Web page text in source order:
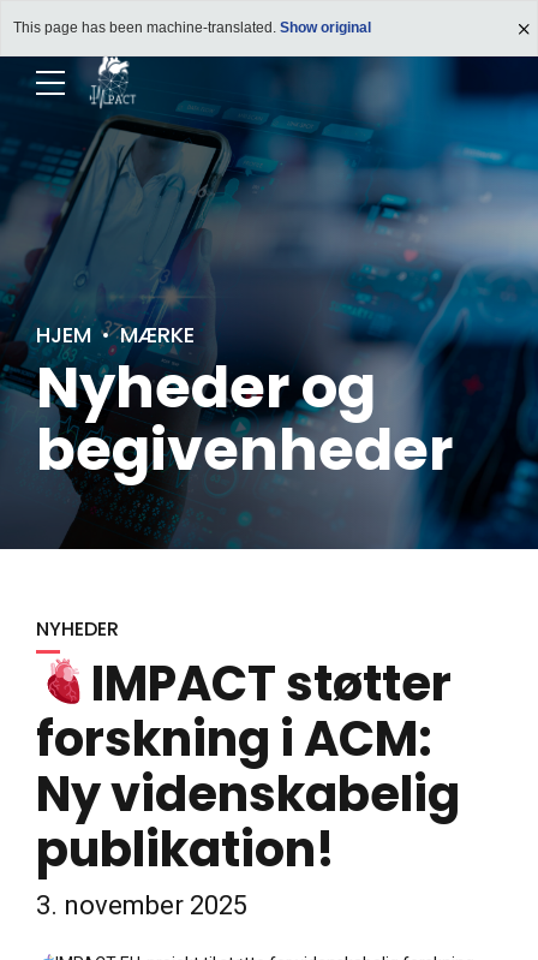
This page has been machine-translated. Show original
HJEM MÆRKE
Nyheder og
begivenheder
NYHEDER
IMPACT støtter
forskning i ACM:
Ny videnskabelig
publikation!
3. november 2025